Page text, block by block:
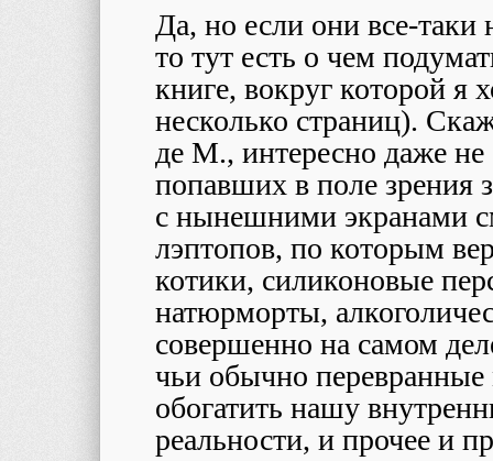
Да, но если они все-
то тут есть о чем
книге, вокруг которой я
несколько страниц).
де М., интересно даже не
попавших в поле зрения
с нынешними экранами
лэптопов, по которым
котики, силиконовые
натюрморты,
совершенно на самом
чьи обычно
обогатить нашу
реальности, и прочее и